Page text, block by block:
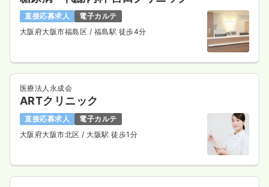
直接応募求人
電子カルテ
大阪府大阪市福島区 / 福島駅 徒歩4分
医療法人永成会
ARTクリニック
直接応募求人
電子カルテ
大阪府大阪市北区/ 大阪駅 徒歩1分